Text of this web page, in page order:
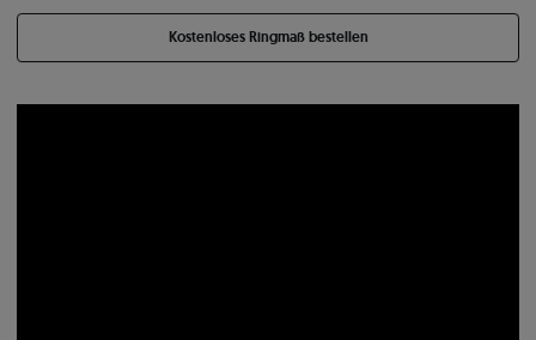
Kostenloses Ringmaß bestellen